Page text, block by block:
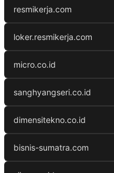
resmikerja.com
loker.resmikerja.com
micro.co.id
sanghyangseri.co.id
dimensitekno.co.id
bisnis-sumatra.com